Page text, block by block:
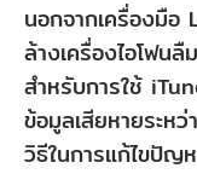
นอกจากเครื่องมือ
ล้างเครื่องไอโฟน
สำหรับการใช้
ข้อมูลเสียหายระห
วิธีในการแก้ไขปั